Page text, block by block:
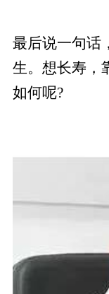
最后说一句话
生。想长寿，
如何呢?